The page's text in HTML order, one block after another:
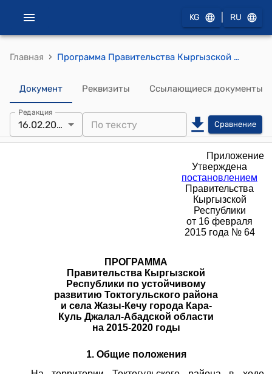
KG RU
Главная › Программа Правительства Кыргызской Республики по устойчивому развитию Токтогульского района и села Жазы-Кечу города Кара-Куль Джалал-Абадской области на 2015-2020 годы (утверждена постановлением Правительства Кыргызской Республики от 16 февраля 2015 года № 64)
Документ Реквизиты Ссылающиеся документы
Редакция
16.02.2015 Сравнение